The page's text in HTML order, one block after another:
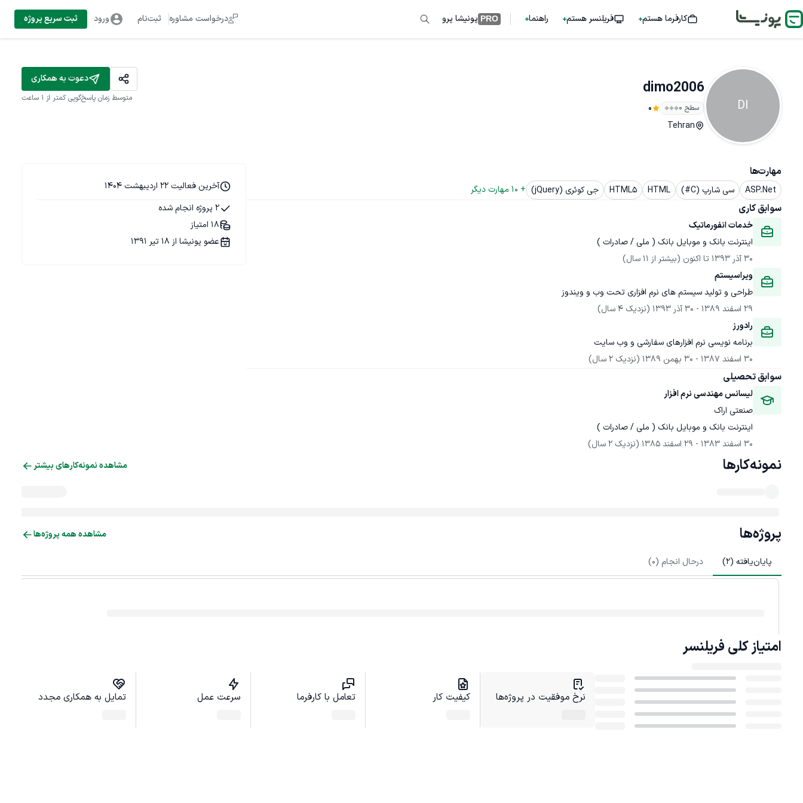
کارفرما هستم فریلنسر هستم راهنما PRO پونیشا پرو درخواست مشاوره ثبت‌نام ورود ثبت سریع پروژه
DI
dimo2006
سطح ۰ 0
Tehran
دعوت به همکاری
متوسط زمان پاسخ‌گویی کمتر از 1 ساعت
مهارت‌ها
ASP.Net سی شارپ (C#) HTML
HTML5 جی کوئری (jQuery) +
10 مهارت دیگر
سوابق کاری
خدمات انفورماتیک
اینترنت بانک و موبایل بانک ( ملی / صادرات )
30 آذر 1393
تا اکنون (بیشتر از 11 سال)
ویراسیستم
طراحی و تولید سیستم های نرم افزاری تحت وب و ویندوز
29 اسفند 1389
- 30 آذر 1393
(نزدیک 4 سال)
رادورز
برنامه نویسی نرم افزارهای سفارشی و وب سایت
30 اسفند 1387
- 30 بهمن 1389 (نزدیک 2 سال)
سوابق تحصیلی
لیسانس مهندسی نرم افزار
صنعتی اراک
اینترنت بانک و موبایل بانک ( ملی / صادرات )
30 اسفند 1383
- 29 اسفند 1385 (نزدیک 2 سال)
آخرین فعالیت 22 اردیبهشت 1404
2 پروژه انجام شده
18 امتیاز
عضو پونیشا از 18 تیر 1391
نمونه‌کارها مشاهده نمونه‌کارهای بیشتر
پروژه‌ها مشاهده همه پروژه‌ها
پایان‌یافته (2
) درحال انجام (0
)
امتیاز کلی فریلنسر
نرخ موفقیت در پروژه‌ها کیفیت کار تعامل با کارفرما سرعت عمل تمایل به همکاری مجدد